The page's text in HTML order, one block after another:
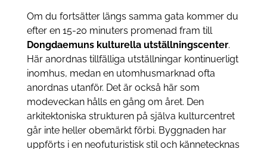
Om du fortsätter längs samma gata kommer du
efter en 15-20 minuters promenad fram till
Dongdaemuns kulturella utställningscenter.
Här anordnas tillfälliga utställningar kontinuerligt
inomhus, medan en utomhusmarknad ofta
anordnas utanför. Det är också här som
modeveckan hålls en gång om året. Den
arkitektoniska strukturen på själva kulturcentret
går inte heller obemärkt förbi. Byggnaden har
uppförts i en neofuturistisk stil och kännetecknas